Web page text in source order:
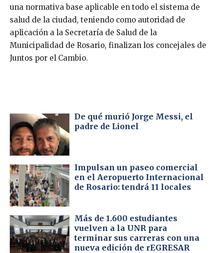
una normativa base aplicable en todo el sistema de
salud de la ciudad, teniendo como autoridad de
aplicación a la Secretaría de Salud de la
Municipalidad de Rosario, finalizan los concejales de
Juntos por el Cambio.
De qué murió Jorge Messi, el
padre de Lionel
Impulsan un paseo comercial
en el Aeropuerto Internacional
de Rosario: tendrá 11 locales
Más de 1.600 estudiantes
vuelven a la UNR para
terminar sus carreras con una
nueva edición de rEGRESAR